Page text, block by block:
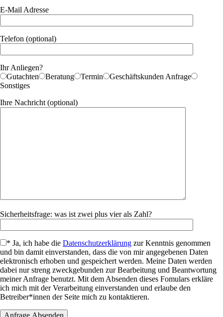
E-Mail Adresse
Telefon (optional)
Ihr Anliegen?
Gutachten
Beratung Termin
Geschäftskunden Anfrage
Sonstiges
Ihre Nachricht (optional)
Sicherheitsfrage: was ist zwei plus vier als Zahl?
* Ja, ich habe die Datenschutzerklärung zur Kenntnis genommen
und bin damit einverstanden, dass die von mir angegebenen Daten
elektronisch erhoben und gespeichert werden. Meine Daten werden
dabei nur streng zweckgebunden zur Bearbeitung und Beantwortung
meiner Anfrage benutzt. Mit dem Absenden dieses Fomulars erkläre
ich mich mit der Verarbeitung einverstanden und erlaube den
Betreiber*innen der Seite mich zu kontaktieren.